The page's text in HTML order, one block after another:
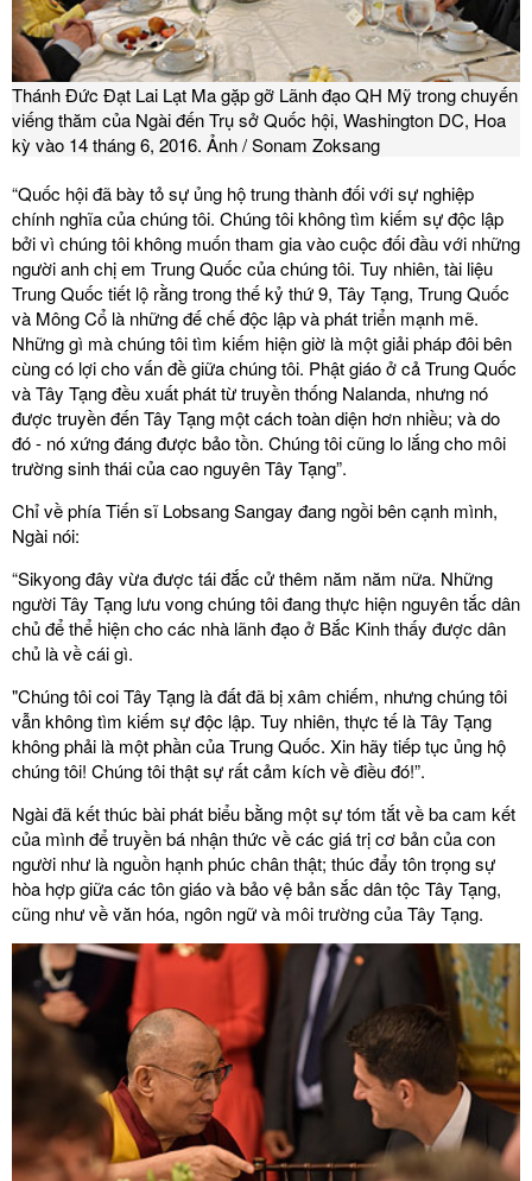
Thánh Đức Đạt Lai Lạt Ma gặp gỡ Lãnh đạo QH Mỹ trong chuyến
viếng thăm của Ngài đến Trụ sở Quốc hội, Washington DC, Hoa
kỳ vào 14 tháng 6, 2016. Ảnh / Sonam Zoksang
“Quốc hội đã bày tỏ sự ủng hộ trung thành đối với sự nghiệp
chính nghĩa của chúng tôi. Chúng tôi không tìm kiếm sự độc lập
bởi vì chúng tôi không muốn tham gia vào cuộc đối đầu với những
người anh chị em Trung Quốc của chúng tôi. Tuy nhiên, tài liệu
Trung Quốc tiết lộ rằng trong thế kỷ thứ 9, Tây Tạng, Trung Quốc
và Mông Cổ là những đế chế độc lập và phát triển mạnh mẽ.
Những gì mà chúng tôi tìm kiếm hiện giờ là một giải pháp đôi bên
cùng có lợi cho vấn đề giữa chúng tôi. Phật giáo ở cả Trung Quốc
và Tây Tạng đều xuất phát từ truyền thống Nalanda, nhưng nó
được truyền đến Tây Tạng một cách toàn diện hơn nhiều; và do
đó - nó xứng đáng được bảo tồn. Chúng tôi cũng lo lắng cho môi
trường sinh thái của cao nguyên Tây Tạng”.
Chỉ về phía Tiến sĩ Lobsang Sangay đang ngồi bên cạnh mình,
Ngài nói:
“Sikyong đây vừa được tái đắc cử thêm năm năm nữa. Những
người Tây Tạng lưu vong chúng tôi đang thực hiện nguyên tắc dân
chủ để thể hiện cho các nhà lãnh đạo ở Bắc Kinh thấy được dân
chủ là về cái gì.
"Chúng tôi coi Tây Tạng là đất đã bị xâm chiếm, nhưng chúng tôi
vẫn không tìm kiếm sự độc lập. Tuy nhiên, thực tế là Tây Tạng
không phải là một phần của Trung Quốc. Xin hãy tiếp tục ủng hộ
chúng tôi! Chúng tôi thật sự rất cảm kích về điều đó!”.
Ngài đã kết thúc bài phát biểu bằng một sự tóm tắt về ba cam kết
của mình để truyền bá nhận thức về các giá trị cơ bản của con
người như là nguồn hạnh phúc chân thật; thúc đẩy tôn trọng sự
hòa hợp giữa các tôn giáo và bảo vệ bản sắc dân tộc Tây Tạng,
cũng như về văn hóa, ngôn ngữ và môi trường của Tây Tạng.